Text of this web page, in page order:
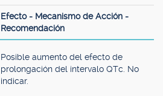
Efecto - Mecanismo de Acción -
Recomendación
Posible aumento del efecto de
prolongación del intervalo QTc. No
indicar.